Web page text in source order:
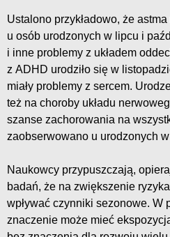
Ustalono przykładowo, że
u osób urodzonych w lipcu i
i inne problemy z układem
z ADHD urodziło się w
miały problemy z sercem.
też na choroby układu
szanse zachorowania na
zaobserwowano u urodzonych
Naukowcy przypuszczają,
badań, że na zwiększenie
wpływać czynniki sezonowe. W
znaczenie może mieć